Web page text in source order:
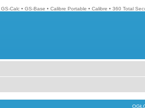
GS-Calc • GS-Base • Calibre Portable • Calibre • 360 Total